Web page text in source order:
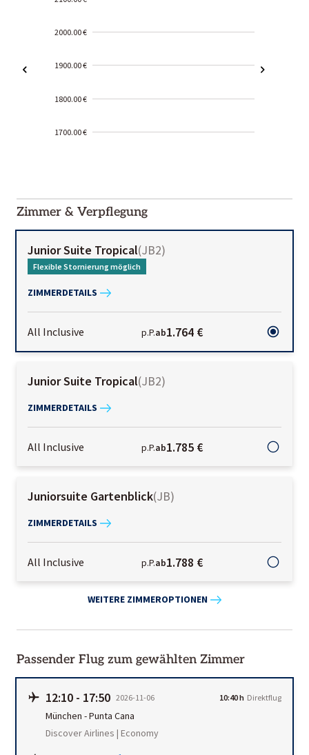
2000.00 €
1900.00 €
1800.00 €
1700.00 €
01-02
Zimmer & Verpflegung
Junior Suite Tropical(JB2)
Flexible Stornierung möglich
ZIMMERDETAILS
All Inclusive p.P.ab1.764 €
Junior Suite Tropical(JB2)
ZIMMERDETAILS
All Inclusive p.P.ab1.785 €
Juniorsuite Gartenblick(JB)
ZIMMERDETAILS
All Inclusive p.P.ab1.788 €
WEITERE ZIMMEROPTIONEN
Passender Flug zum gewählten Zimmer
12:10 - 17:50 2026-11-06 10:40 h Direktflug
München -Punta Cana
Discover Airlines | Economy